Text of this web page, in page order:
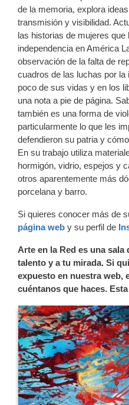
de la memoria, explora
transmisión y visibilidad.
las historias de mujeres
independencia en América
observación de la falta de
cuadros de las luchas por
poco de sus vidas y en los
una nota a pie de página.
también es una forma de
particularmente lo que les
defendieron su patria y
En su trabajo utiliza
hormigón, vidrio, espejos y
otros aparentemente más
porcelana y barro.
Si quieres conocer más de
página web y su perfil de
Arte en la Red es una
talento y a tu mirada. Si
expuesto en nuestra web,
cuéntanos que haces.